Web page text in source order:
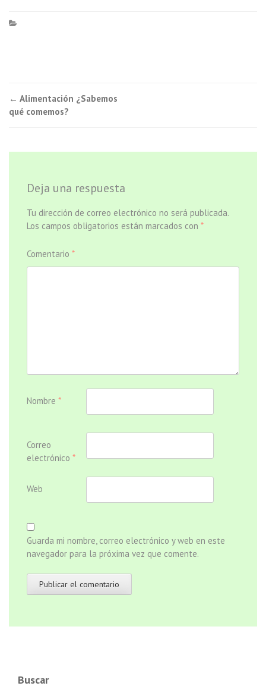
Navegación
de
← Alimentación ¿Sabemos
qué comemos?
Deja una respuesta
Tu dirección de correo electrónico no será publicada.
Los campos obligatorios están marcados con *
Comentario *
Nombre *
Correo
electrónico *
Web
Guarda mi nombre, correo electrónico y web en este
navegador para la próxima vez que comente.
Buscar